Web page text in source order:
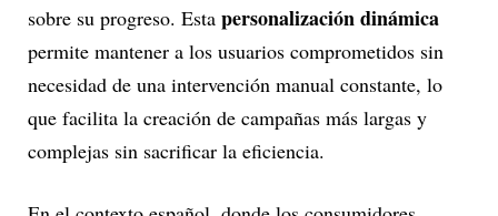
sobre su progreso. Esta personalización dinámica
permite mantener a los usuarios comprometidos sin
necesidad de una intervención manual constante, lo
que facilita la creación de campañas más largas y
complejas sin sacrificar la eficiencia.